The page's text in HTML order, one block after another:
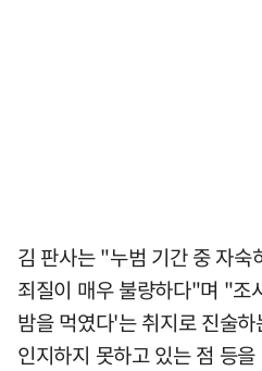
김 판사는 "누범 기간 중 자숙
죄질이 매우 불량하다"며 "조
밤을 먹였다'는 취지로 진술
인지하지 못하고 있는 점 등